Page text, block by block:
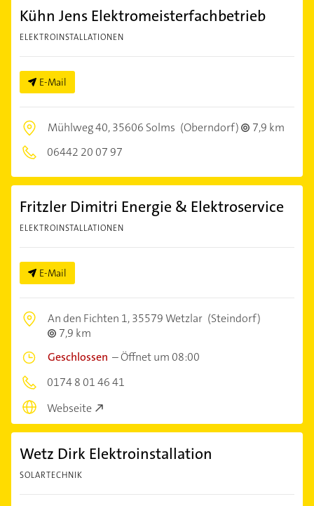
Kühn Jens Elektromeisterfachbetrieb
ELEKTROINSTALLATIONEN
E-Mail
Mühlweg 40,35606 Solms (Oberndorf)
7,9 km
06442 20 07 97
Fritzler Dimitri Energie & Elektroservice
ELEKTROINSTALLATIONEN
E-Mail
An den Fichten 1,35579 Wetzlar (Steindorf)
7,9 km
Geschlossen –Öffnet um 08:00
0174 8 01 46 41
Webseite
Wetz Dirk Elektroinstallation
SOLARTECHNIK